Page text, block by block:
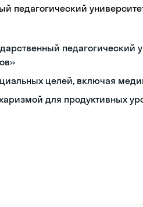
педагогический
педагогический
целей, включая
для продуктивных